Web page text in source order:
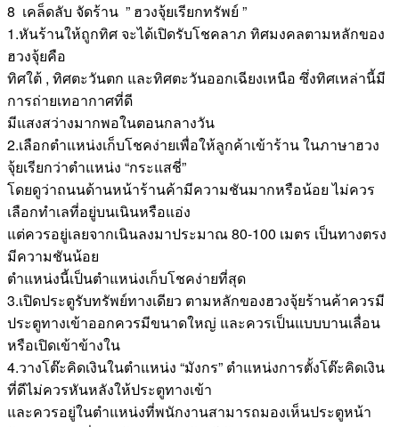
8 เคล็ดลับ จัดร้าน ” ฮวงจุ้ยเรียกทรัพย์ ”
1.หันร้านให้ถูกทิศ จะได้เปิดรับโชคลาภ ทิศมงคลตามหลักของ
ฮวงจุ้ยคือ
ทิศใต้ , ทิศตะวันตก และทิศตะวันออกเฉียงเหนือ ซึ่งทิศเหล่านี้มี
การถ่ายเทอากาศที่ดี
มีแสงสว่างมากพอในตอนกลางวัน
2.เลือกตำแหน่งเก็บโชคง่ายเพื่อให้ลูกค้าเข้าร้าน ในภาษาฮวง
จุ้ยเรียกว่าตำแหน่ง “กระแสชี่”
โดยดูว่าถนนด้านหน้าร้านค้ามีความชันมากหรือน้อย ไม่ควร
เลือกทำเลที่อยู่บนเนินหรือแอ่ง
แต่ควรอยู่เลยจากเนินลงมาประมาณ 80-100 เมตร เป็นทางตรง
มีความชันน้อย
ตำแหน่งนี้เป็นตำแหน่งเก็บโชคง่ายที่สุด
3.เปิดประตูรับทรัพย์ทางเดียว ตามหลักของฮวงจุ้ยร้านค้าควรมี
ประตูทางเข้าออกควรมีขนาดใหญ่ และควรเป็นแบบบานเลื่อน
หรือเปิดเข้าข้างใน
4.วางโต๊ะคิดเงินในตำแหน่ง “มังกร” ตำแหน่งการตั้งโต๊ะคิดเงิน
ที่ดีไม่ควรหันหลังให้ประตูทางเข้า
และควรอยู่ในตำแหน่งที่พนักงานสามารถมองเห็นประตูหน้า